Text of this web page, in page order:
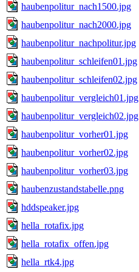
haubenpolitur_nach1500.jpg
haubenpolitur_nach2000.jpg
haubenpolitur_nachpolitur.jpg
haubenpolitur_schleifen01.jpg
haubenpolitur_schleifen02.jpg
haubenpolitur_vergleich01.jpg
haubenpolitur_vergleich02.jpg
haubenpolitur_vorher01.jpg
haubenpolitur_vorher02.jpg
haubenpolitur_vorher03.jpg
haubenzustandstabelle.png
hddspeaker.jpg
hella_rotafix.jpg
hella_rotafix_offen.jpg
hella_rtk4.jpg